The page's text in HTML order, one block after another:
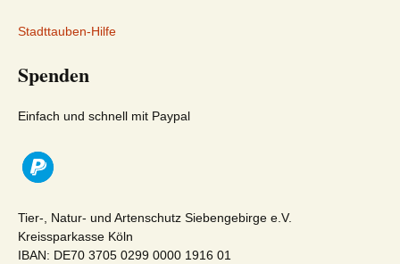
Stadttauben-Hilfe
Spenden
Einfach und schnell mit Paypal
Tier-, Natur- und Artenschutz Siebengebirge e.V.
Kreissparkasse Köln
IBAN: DE70 3705 0299 0000 1916 01